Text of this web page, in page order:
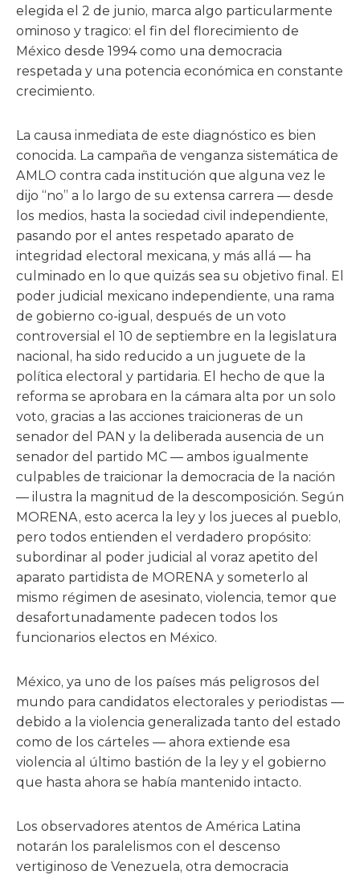
elegida el 2 de junio, marca algo particularmente
ominoso y tragico: el fin del florecimiento de
México desde 1994 como una democracia
respetada y una potencia económica en constante
crecimiento.
La causa inmediata de este diagnóstico es bien
conocida. La campaña de venganza sistemática de
AMLO contra cada institución que alguna vez le
dijo “no” a lo largo de su extensa carrera — desde
los medios, hasta la sociedad civil independiente,
pasando por el antes respetado aparato de
integridad electoral mexicana, y más allá — ha
culminado en lo que quizás sea su objetivo final. El
poder judicial mexicano independiente, una rama
de gobierno co-igual, después de un voto
controversial el 10 de septiembre en la legislatura
nacional, ha sido reducido a un juguete de la
política electoral y partidaria. El hecho de que la
reforma se aprobara en la cámara alta por un solo
voto, gracias a las acciones traicioneras de un
senador del PAN y la deliberada ausencia de un
senador del partido MC — ambos igualmente
culpables de traicionar la democracia de la nación
— ilustra la magnitud de la descomposición. Según
MORENA, esto acerca la ley y los jueces al pueblo,
pero todos entienden el verdadero propósito:
subordinar al poder judicial al voraz apetito del
aparato partidista de MORENA y someterlo al
mismo régimen de asesinato, violencia, temor que
desafortunadamente padecen todos los
funcionarios electos en México.
México, ya uno de los países más peligrosos del
mundo para candidatos electorales y periodistas —
debido a la violencia generalizada tanto del estado
como de los cárteles — ahora extiende esa
violencia al último bastión de la ley y el gobierno
que hasta ahora se había mantenido intacto.
Los observadores atentos de América Latina
notarán los paralelismos con el descenso
vertiginoso de Venezuela, otra democracia